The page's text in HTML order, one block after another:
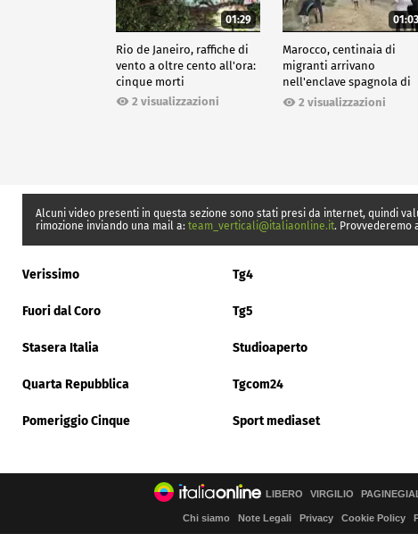
01:29
Rio de Janeiro, raffiche di
vento a oltre cento all'ora:
cinque morti
2 visualizzazioni
01:03
Marocco, centinaia di
migranti arrivano
nell'enclave spagnola di
Ceuta2 visualizzazioni
Alcuni video presenti in questa sezione sono stati presi da internet, quindi
rimozione inviando una mail a: team_verticali@italiaonline.it. Provvederemo
Verissimo Tg4
Fuori dal Coro Tg5
Stasera Italia Studioaperto
Quarta Repubblica Tgcom24
Pomeriggio Cinque Sport mediaset
LIBERO VIRGILIO
Chi siamo Note Legali Privacy Cookie Policy